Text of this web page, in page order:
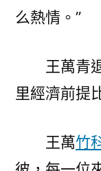
么熱情。”
王萬青
里經濟前提
王萬竹